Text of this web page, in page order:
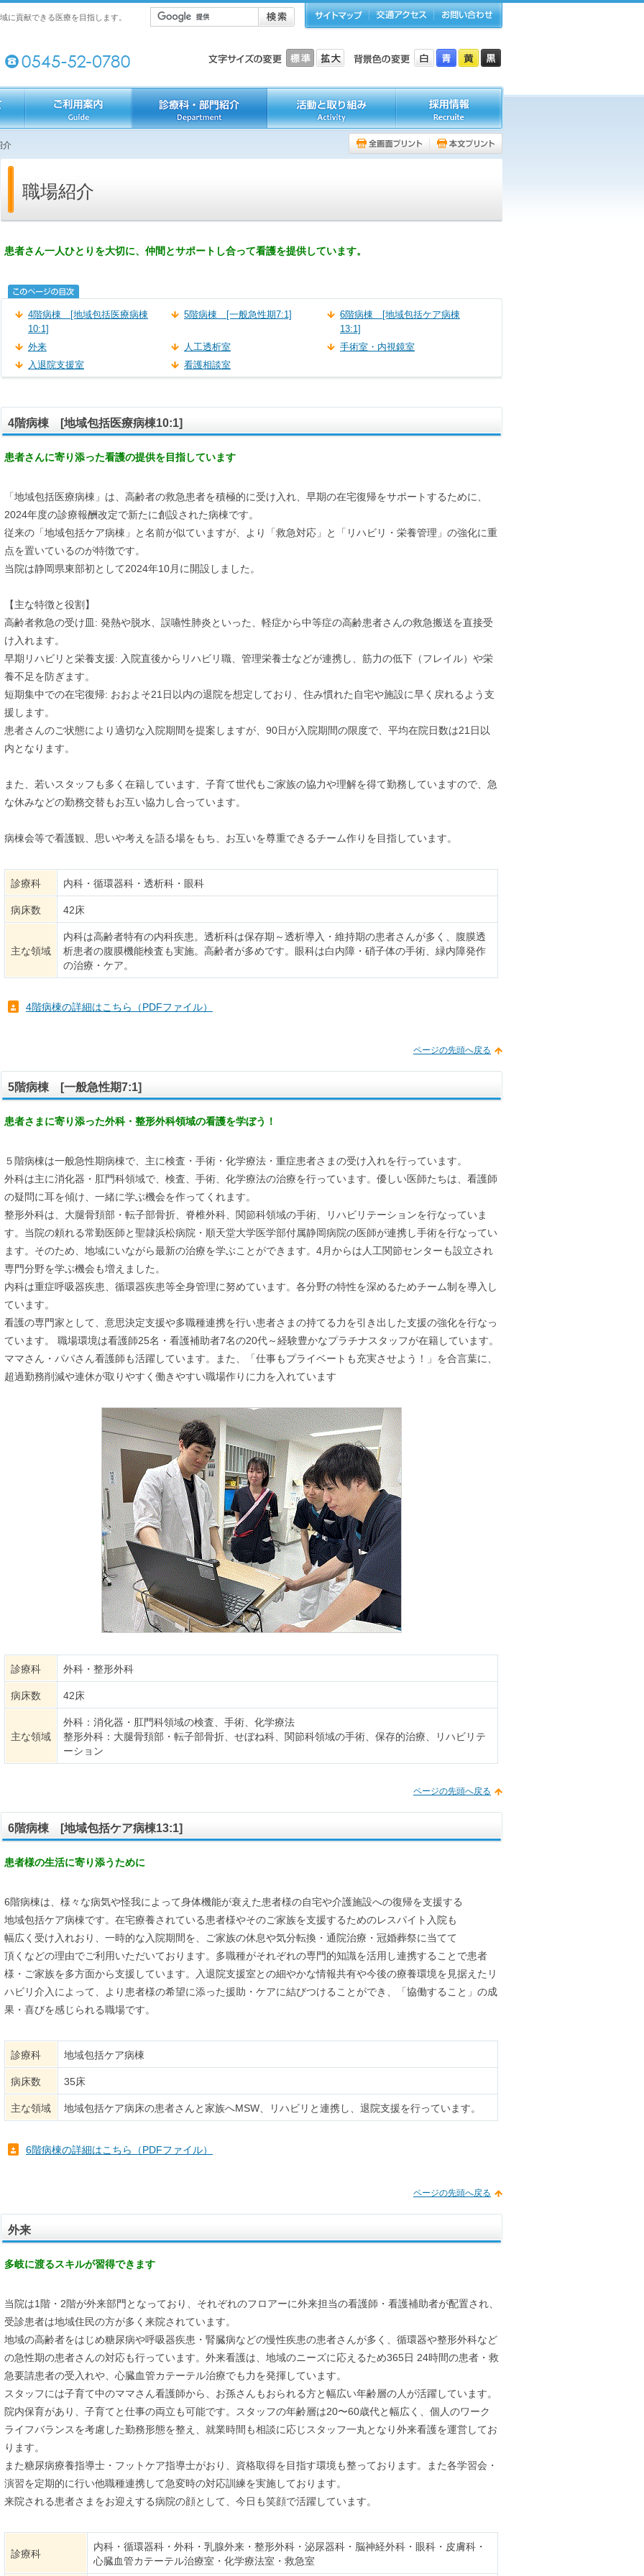
に貢献できる医療を目指します。
介
職場紹介
患者さん一人ひとりを大切に、仲間とサポートし合って看護を提供しています。
4階病棟 [地域包括医療病棟
10:1]
5階病棟 [一般急性期7:1]
6階病棟 [地域包括ケア病棟
13:1]
外来
人工透析室
手術室・内視鏡室
入退院支援室
看護相談室
4階病棟 [地域包括医療病棟10:1]
患者さんに寄り添った看護の提供を目指しています
「地域包括医療病棟」は、高齢者の救急患者を積極的に受け入れ、早期の在宅復帰をサポートするために、
2024年度の診療報酬改定で新たに創設された病棟です。
従来の「地域包括ケア病棟」と名前が似ていますが、より「救急対応」と「リハビリ・栄養管理」の強化に重
点を置いているのが特徴です。
当院は静岡県東部初として2024年10月に開設しました。
【主な特徴と役割】
高齢者救急の受け皿: 発熱や脱水、誤嚥性肺炎といった、軽症から中等症の高齢患者さんの救急搬送を直接受
け入れます。
早期リハビリと栄養支援: 入院直後からリハビリ職、管理栄養士などが連携し、筋力の低下（フレイル）や栄
養不足を防ぎます。
短期集中での在宅復帰: おおよそ21日以内の退院を想定しており、住み慣れた自宅や施設に早く戻れるよう支
援します。
患者さんのご状態により適切な入院期間を提案しますが、90日が入院期間の限度で、平均在院日数は21日以
内となります。
また、若いスタッフも多く在籍しています、子育て世代もご家族の協力や理解を得て勤務していますので、急
な休みなどの勤務交替もお互い協力し合っています。
病棟会等で看護観、思いや考えを語る場をもち、お互いを尊重できるチーム作りを目指しています。
診療科 内科・循環器科・透析科・眼科
病床数 42床
主な領域
内科は高齢者特有の内科疾患。透析科は保存期～透析導入・維持期の患者さんが多く、腹膜透
析患者の腹膜機能検査も実施。高齢者が多めです。眼科は白内障・硝子体の手術、緑内障発作
の治療・ケア。
4階病棟の詳細はこちら（PDFファイル）
ページの先頭へ戻る
5階病棟 [一般急性期7:1]
患者さまに寄り添った外科・整形外科領域の看護を学ぼう！
５階病棟は一般急性期病棟で、主に検査・手術・化学療法・重症患者さまの受け入れを行っています。
外科は主に消化器・肛門科領域で、検査、手術、化学療法の治療を行っています。優しい医師たちは、看護師
の疑問に耳を傾け、一緒に学ぶ機会を作ってくれます。
整形外科は、大腿骨頚部・転子部骨折、脊椎外科、関節科領域の手術、リハビリテーションを行なっていま
す。当院の頼れる常勤医師と聖隷浜松病院・順天堂大学医学部付属静岡病院の医師が連携し手術を行なってい
ます。そのため、地域にいながら最新の治療を学ぶことができます。4月からは人工関節センターも設立され
専門分野を学ぶ機会も増えました。
内科は重症呼吸器疾患、循環器疾患等全身管理に努めています。各分野の特性を深めるためチーム制を導入し
ています。
看護の専門家として、意思決定支援や多職種連携を行い患者さまの持てる力を引き出した支援の強化を行なっ
ています。 職場環境は看護師25名・看護補助者7名の20代～経験豊かなプラチナスタッフが在籍しています。
ママさん・パパさん看護師も活躍しています。また、「仕事もプライベートも充実させよう！」を合言葉に、
超過勤務削減や連休が取りやすく働きやすい職場作りに力を入れています
診療科 外科・整形外科
病床数 42床
主な領域
外科：消化器・肛門科領域の検査、手術、化学療法
整形外科：大腿骨頚部・転子部骨折、せぼね科、関節科領域の手術、保存的治療、リハビリテ
ーション
ページの先頭へ戻る
6階病棟 [地域包括ケア病棟13:1]
患者様の生活に寄り添うために
6階病棟は、様々な病気や怪我によって身体機能が衰えた患者様の自宅や介護施設への復帰を支援する
地域包括ケア病棟です。在宅療養されている患者様やそのご家族を支援するためのレスパイト入院も
幅広く受け入れおり、一時的な入院期間を、ご家族の休息や気分転換・通院治療・冠婚葬祭に当てて
頂くなどの理由でご利用いただいております。多職種がそれぞれの専門的知識を活用し連携することで患者
様・ご家族を多方面から支援しています。入退院支援室との細やかな情報共有や今後の療養環境を見据えたリ
ハビリ介入によって、より患者様の希望に添った援助・ケアに結びつけることができ、「協働すること」の成
果・喜びを感じられる職場です。
診療科 地域包括ケア病棟
病床数 35床
主な領域 地域包括ケア病床の患者さんと家族へMSW、リハビリと連携し、退院支援を行っています。
6階病棟の詳細はこちら（PDFファイル）
ページの先頭へ戻る
外来
多岐に渡るスキルが習得できます
当院は1階・2階が外来部門となっており、それぞれのフロアーに外来担当の看護師・看護補助者が配置され、
受診患者は地域住民の方が多く来院されています。
地域の高齢者をはじめ糖尿病や呼吸器疾患・腎臓病などの慢性疾患の患者さんが多く、循環器や整形外科など
の急性期の患者さんの対応も行っています。外来看護は、地域のニーズに応えるため365日 24時間の患者・救
急要請患者の受入れや、心臓血管カテーテル治療でも力を発揮しています。
スタッフには子育て中のママさん看護師から、お孫さんもおられる方と幅広い年齢層の人が活躍しています。
院内保育があり、子育てと仕事の両立も可能です。スタッフの年齢層は20〜60歳代と幅広く、個人のワーク
ライフバランスを考慮した勤務形態を整え、就業時間も相談に応じスタッフ一丸となり外来看護を運営してお
ります。
また糖尿病療養指導士・フットケア指導士がおり、資格取得を目指す環境も整っております。また各学習会・
演習を定期的に行い他職種連携して急変時の対応訓練を実施しております。
来院される患者さまをお迎えする病院の顔として、今日も笑顔で活躍しています。
診療科
内科・循環器科・外科・乳腺外来・整形外科・泌尿器科・脳神経外科・眼科・皮膚科・
心臓血管カテーテル治療室・化学療法室・救急室